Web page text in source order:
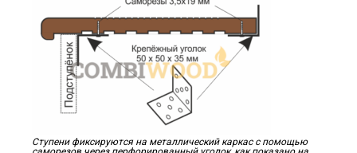
Ступени фиксируются на металлический каркас с помощью